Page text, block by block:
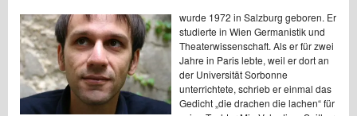
wurde 1972 in Salzburg geboren. Er
studierte in Wien Germanistik und
Theaterwissenschaft. Als er für zwei
Jahre in Paris lebte, weil er dort an
der Universität Sorbonne
unterrichtete, schrieb er einmal das
Gedicht „die drachen die lachen“ für